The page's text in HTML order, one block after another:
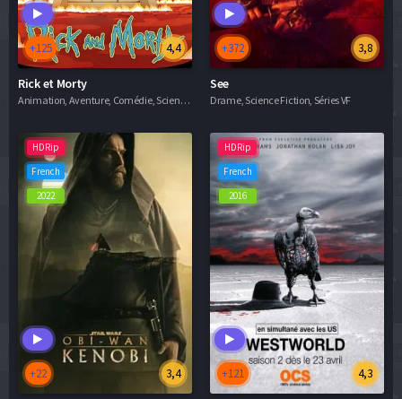
4,4
+125
Rick et Morty
Animation, Aventure, Comédie, Science Fiction, Séries VF
3,8
+372
See
Drame, Science Fiction, Séries VF
HDRip
French
2022
3,4
+22
HDRip
French
2016
4,3
+121